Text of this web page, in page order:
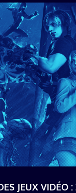
JEUX VIDÉO